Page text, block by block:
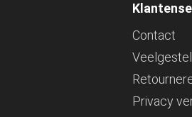
Contact
Privacy